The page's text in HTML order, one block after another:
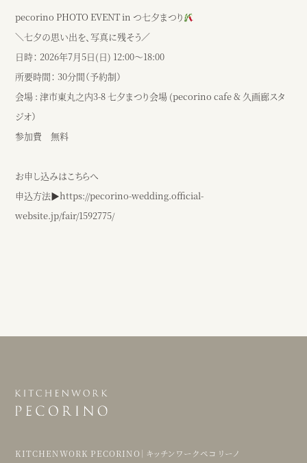
pecorino PHOTO EVENT in つ七夕まつり
＼七夕の思い出を、写真に残そう／
日時： 2026年7月5日(日) 12:00〜18:00
所要時間： 30分間（予約制）
会場 : 津市東丸之内3-8 七夕まつり会場 (pecorino cafe & 久画廊スタ
ジオ）
参加費 無料
お申し込みはこちらへ
申込方法▶︎https://pecorino-wedding.official-
website.jp/fair/1592775/
KITCHENWORK PECORINO｜キッチンワークペコリーノ